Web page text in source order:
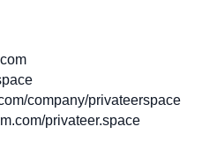
company/privateerspace
privateer.space